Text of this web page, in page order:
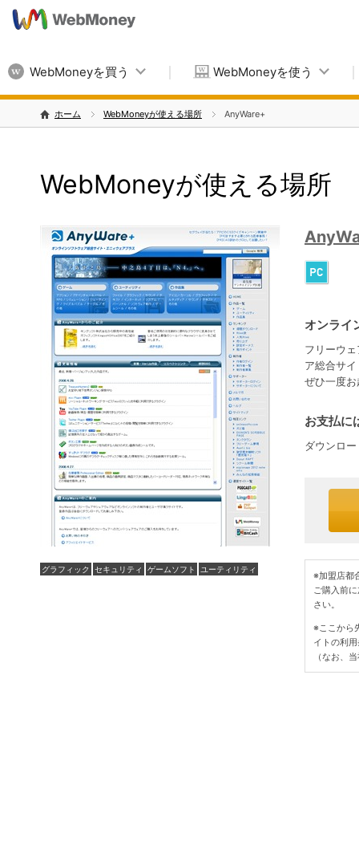
WebMoneyを買う WebMoneyを使う
ホーム WebMoneyが使える場所 AnyWare+
WebMoneyが使える場所
グラフィック セキュリティ ゲームソフト ユーティリティ
オンライ
フリーウ
ア総合サ
ぜひ一度
お支払に
ダウンロ
※加盟店都
ご購入前
さい。
※ここから
イトの利
（なお、